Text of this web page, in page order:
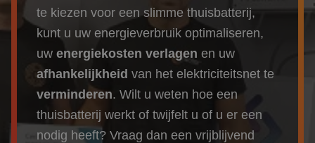
Nieuwbouw
Particulier
Adviesgesprek aanvragen
Referenties
te kiezen voor een slimme thuisbatterij,
kunt u uw energieverbruik optimaliseren,
uw energiekosten verlagen en uw
afhankelijkheid van het elektriciteitsnet te
verminderen. Wilt u weten hoe een
thuisbatterij werkt of twijfelt u of u er een
nodig heeft? Vraag dan een vrijblijvend